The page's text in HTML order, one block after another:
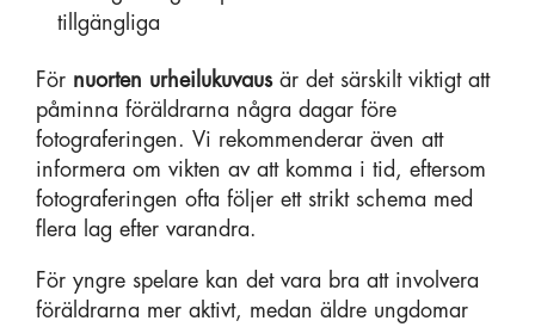
tillgängliga
För nuorten urheilukuvausär det särskilt viktigt att
påminna föräldrarna några dagar före
fotograferingen. Vi rekommenderar även att
informera om vikten av att komma i tid, eftersom
fotograferingen ofta följer ett strikt schema med
flera lag efter varandra.
För yngre spelare kan det vara bra att involvera
föräldrarna mer aktivt, medan äldre ungdomar